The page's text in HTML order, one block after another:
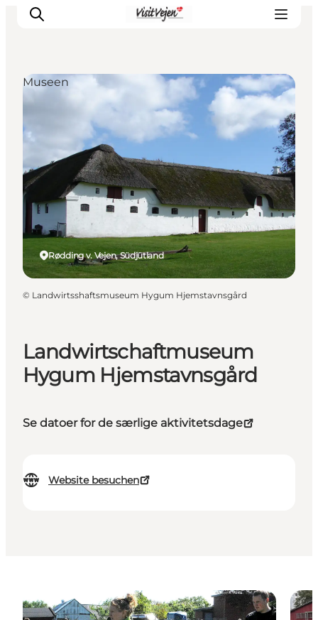
Restaurants
Schlafen
Nature
Städte
Events
Explore
Landwirtschaftmuseum
Hygum Hjemstavnsgård
Se datoer for de særlige aktivitetsdage
Website besuchen
Rødding v. Vejen, Südjütland
Museen
© Landwirtsshaftsmuseum Hygum Hjemstavnsgård